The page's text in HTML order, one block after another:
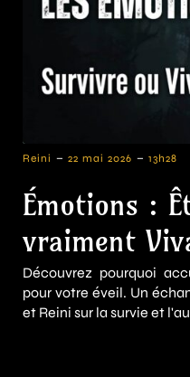
Reini - 22 mai 2026 - 13h28
Émotions :
vraiment
Découvrez pourquoi
pour votre éveil. Un
et Reini sur la survie et